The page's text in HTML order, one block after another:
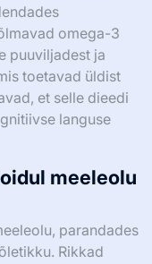
omega-3
puuviljadest ja
toetavad üldist
et selle dieedi
languse
meeleolu
parandades
Rikkad